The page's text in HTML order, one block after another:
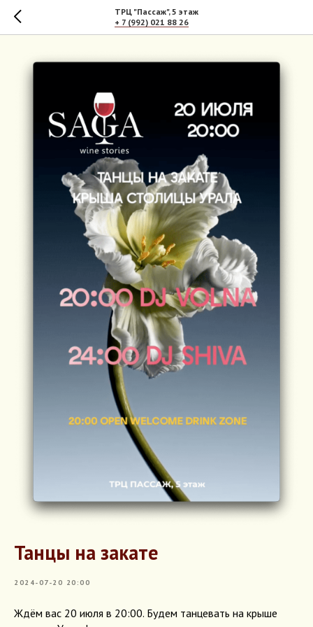
ТРЦ "Пассаж", 5 этаж
+ 7 (992) 021 88 26
Танцы на закате
2024-07-20 20:00
Ждём вас 20 июля в 20:00. Будем танцевать на крыше